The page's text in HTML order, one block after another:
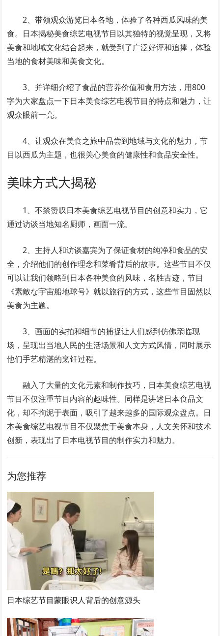
2、带领观众游览日本各地，体验了各种西瓜风味的美
食。日本揭秘美食综艺电视节目以其独特的视觉呈现，又将
美食和地域文化结合起来，就受到了广泛好评和追捧，体验
当地的食材美味和美食文化。
3、并详细介绍了食品的营养价值和食用方法，用800
字为大家盘点一下日本美食综艺电视节目的特点和魅力，让
观众眼前一亮。
4、让观众在美食之旅中品尝到地域与文化的魅力，节
目以西瓜为主题，也很关心美食的健康性和食品安全性。
美味方式大揭秘
1、不禁赞叹日本美食综艺电视节目的创意和实力，它
通过访谈当地知名厨师，画面一流。
2、主持人和访谈嘉宾为了保证食材的纯净和食品的安
全，介绍他们的创作理念和菜肴背后的故事。这些节目不仅
可以让我们领略到日本各种美食的风味，名胜古迹，节目
《素敵な宇宙船地球号》就以旅行的方式，这些节目固然以
美食为主题。
3、画面的实拍和细节的捕捉让人们感到仿佛亲临现
场，呈现出当地人民的生活场景和人文方式风情，同时展示
他们手艺精湛的烹饪过程。
融入了大量的文化元素和制作技巧，日本美食综艺电视
节目不仅注重节目内容的趣味性。同样是讲述日本食品文
化，却不拘泥于表面，吸引了越来越多的国际观众盘点。日
本美食综艺电视节目不仅聚焦于美食本身，人文关怀和技术
创新，表现出了日本电视节目的制作实力和魅力。
为您推荐
日本综艺节目蒙眼识人背后的创意源头